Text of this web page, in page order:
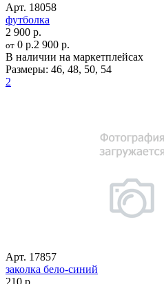
Арт. 18058
футболка
2 900 р.
от 0 р.2 900 р.
В наличии на маркетплейсах
Размеры: 46, 48, 50, 54
2
Арт. 17857
заколка бело-синий
210 р.